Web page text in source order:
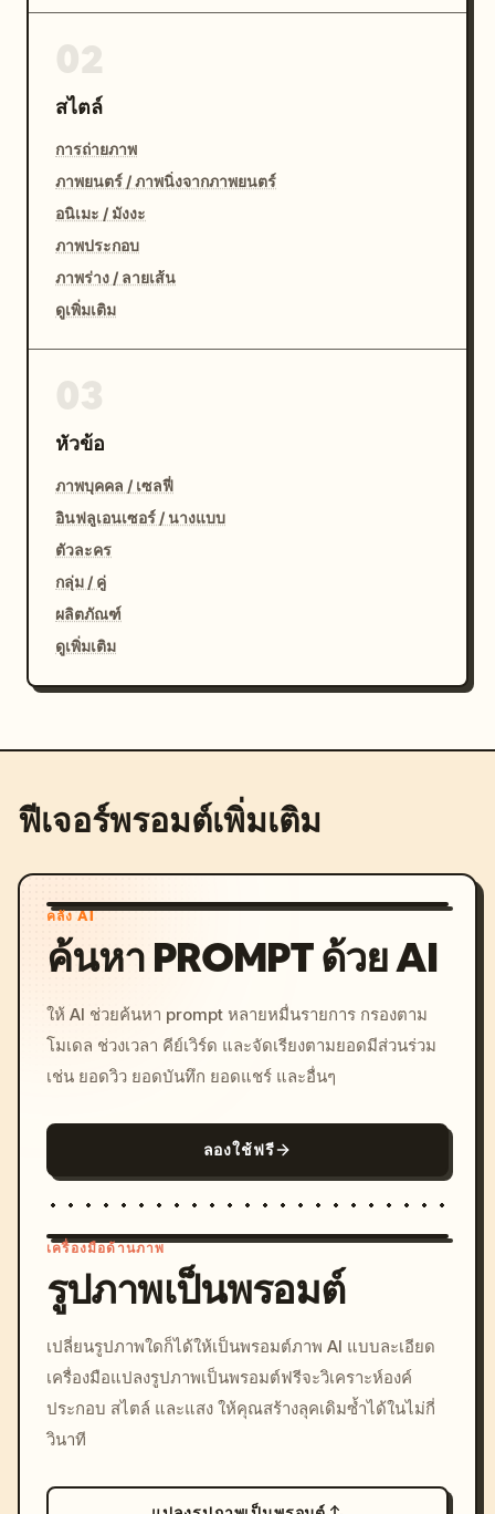
สไตล์
การถ่ายภาพ
ภาพยนตร์ / ภาพนิ่งจากภาพยนตร์
อนิเมะ / มังงะ
ภาพประกอบ
ภาพร่าง / ลายเส้น
ดูเพิ่มเติม
หัวข้อ
ภาพบุคคล / เซลฟี่
อินฟลูเอนเซอร์ / นางแบบ
ตัวละคร
กลุ่ม / คู่
ผลิตภัณฑ์
ดูเพิ่มเติม
ฟีเจอร์พรอมต์เพิ่มเติม
คลัง AI
ค้นหา PROMPT ด้วย AI
ให้ AI ช่วยค้นหา prompt หลายหมื่นรายการ กรองตาม
โมเดล ช่วงเวลา คีย์เวิร์ด และจัดเรียงตามยอดมีส่วนร่วม
เช่น ยอดวิว ยอดบันทึก ยอดแชร์ และอื่นๆ
ลองใช้ฟรี
c, cyberpunk sunset, neon
colors, 8k --v 6.0
เครื่องมือด้านภาพ
รูปภาพเป็นพรอมต์
เปลี่ยนรูปภาพใดก็ได้ให้เป็นพรอมต์ภาพ AI แบบละเอียด
เครื่องมือแปลงรูปภาพเป็นพรอมต์ฟรีจะวิเคราะห์องค์
ประกอบ สไตล์ และแสง ให้คุณสร้างลุคเดิมซ้ำได้ในไม่กี่
วินาที